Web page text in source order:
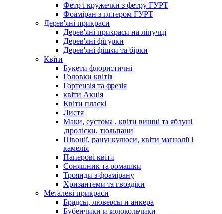
Фетр і кружечки з фетру ГУРТ
Фоаміран з глітером ГУРТ
Дерев'яні прикраси
Дерев'яні прикраси на ліпучці
Дерев'яні фігурки
Дерев'яні фішки та бірки
Квіти
Букети флористичні
Головки квітів
Гортензія та фрезія
квіти Акція
Квіти пласкі
Листя
Маки, еустома , квіти вишні та яблуні
,проліски, тюльпани
Півонії, ранункулюси, квіти магнолії і
камелія
Паперові квіти
Соняшник та ромашки
Троянди з фоамірану
Хризантеми та гвоздіки
Металеві прикраси
Брадсы, люверсы и анкера
Бубенчики и колокольчики